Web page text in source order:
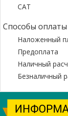
САТ
Способы оплаты
Наложенный
Предоплата
Наличный
Безналичный